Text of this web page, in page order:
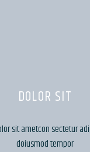
DOLOR SIT
sit ametcon sectetur
doiusmod tempor